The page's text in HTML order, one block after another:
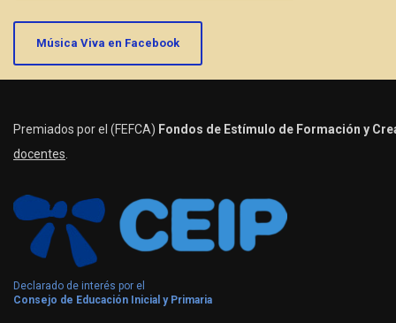
Música Viva en Facebook
Premiados por el (FEFCA) Fondos de Estímulo de Formación y
docentes
Declarado de interés por el
Consejo de Educación Inicial y Primaria